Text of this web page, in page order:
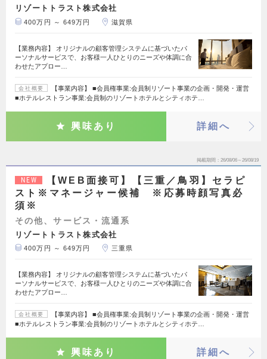
リゾートトラスト株式会社
400万円 ～ 649万円 滋賀県
【業務内容】 オリジナルの顧客管理システムに基づいたパ
ーソナルサービスで、お客様一人ひとりのニーズや体調に合
わせたアプロー…
会社概要
【事業内容】 ■会員権事業:会員制リゾート事業の企画・開発・運営
■ホテルレストラン事業:会員制のリゾートホテルとシティホテ…
興味あり 詳細へ
掲載期間 26/08/06～26/08/19
NEW
【WEB面接可】【三重／鳥羽】セラピ
スト※マネージャー候補 ※応募時顔写真必
須※
その他、サービス・流通系
リゾートトラスト株式会社
400万円 ～ 649万円 三重県
【業務内容】 オリジナルの顧客管理システムに基づいたパ
ーソナルサービスで、お客様一人ひとりのニーズや体調に合
わせたアプロー…
会社概要
【事業内容】 ■会員権事業:会員制リゾート事業の企画・開発・運営
■ホテルレストラン事業:会員制のリゾートホテルとシティホテ…
興味あり 詳細へ